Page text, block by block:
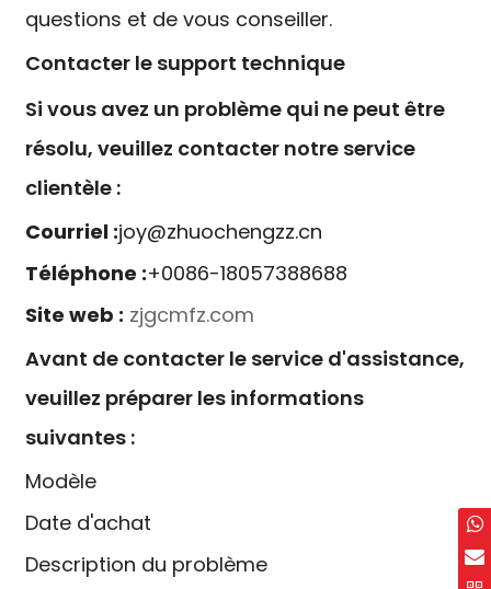
questions et de vous conseiller.
Contacter le support technique
Si vous avez un problème qui ne peut être
résolu, veuillez contacter notre service
clientèle :
Courriel :joy@zhuochengzz.cn
Téléphone :+0086-18057388688
Site web : zjgcmfz.com
Avant de contacter le service d'assistance,
veuillez préparer les informations
suivantes :
Modèle
Date d'achat
Description du problème